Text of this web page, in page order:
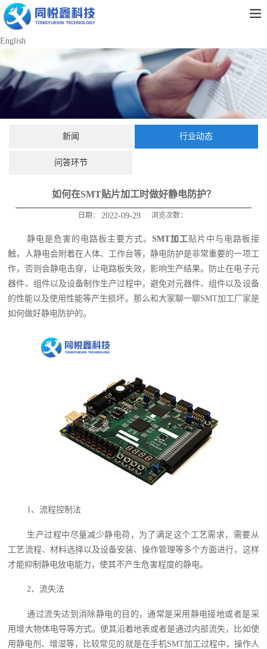
English
新闻 行业动态
问答环节
如何在SMT贴片加工时做好静电防护？
日期： 2022-09-29 浏览次数：
静电是危害的电路板主要方式。 SMT加工贴片中与电路板接
触，人静电会附着在人体、工作台等，静电防护是非常重要的一项工
作，否则会静电击穿，让电路板失效，影响生产结果。防止在电子元
器件、组件以及设备制作生产过程中，避免对元器件、组件以及设备
的性能以及使用性能等产生损坏。那么和大家聊一聊SMT加工厂家是
如何做好静电防护的。
1、流程控制法
生产过程中尽量减少静电荷，为了满足这个工艺需求，需要从
工艺流程、材料选择以及设备安装、操作管理等多个方面进行，这样
才能抑制静电放电能力，使其不产生危害程度的静电。
2、流失法
通过流失达到消除静电的目的，通常是采用静电接地或者是采
用增大物体电导等方式。使其沿着地表或者是通过内部流失，比如使
用静电剂、增湿等，比较常见的就是在手机SMT加工过程中，操作人